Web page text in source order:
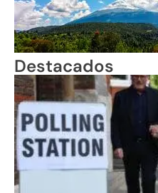
Destacados